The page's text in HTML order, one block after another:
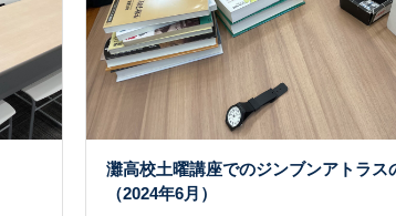
灘高校土曜講座でのジンブンアトラス
（2024年6月）